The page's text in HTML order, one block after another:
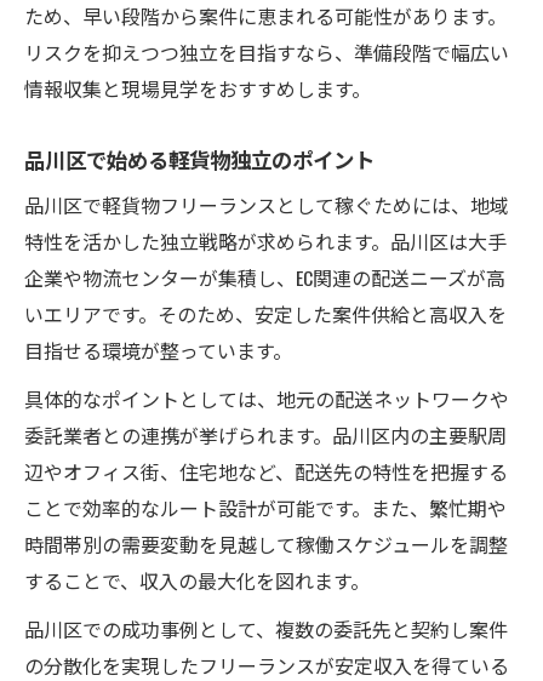
ため、早い段階から案件に恵まれる可能性があります。
リスクを抑えつつ独立を目指すなら、準備段階で幅広い
情報収集と現場見学をおすすめします。
品川区で始める軽貨物独立のポイント
品川区で軽貨物フリーランスとして稼ぐためには、地域
特性を活かした独立戦略が求められます。品川区は大手
企業や物流センターが集積し、EC関連の配送ニーズが高
いエリアです。そのため、安定した案件供給と高収入を
目指せる環境が整っています。
具体的なポイントとしては、地元の配送ネットワークや
委託業者との連携が挙げられます。品川区内の主要駅周
辺やオフィス街、住宅地など、配送先の特性を把握する
ことで効率的なルート設計が可能です。また、繁忙期や
時間帯別の需要変動を見越して稼働スケジュールを調整
することで、収入の最大化を図れます。
品川区での成功事例として、複数の委託先と契約し案件
の分散化を実現したフリーランスが安定収入を得ている